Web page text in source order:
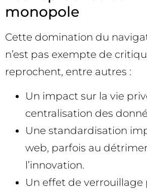
monopole
Cette domination du
n’est pas exempte de
reprochent, entre autres :
Un impact sur la vie
centralisation des
Une standardisation
web, parfois au
l’innovation.
Un effet de verrouillage